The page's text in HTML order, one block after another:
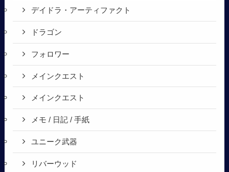
デイドラ・アーティファクト
ドラゴン
フォロワー
メインクエスト
メインクエスト
メモ / 日記 / 手紙
ユニーク武器
リバーウッド